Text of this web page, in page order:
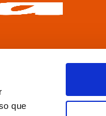
que